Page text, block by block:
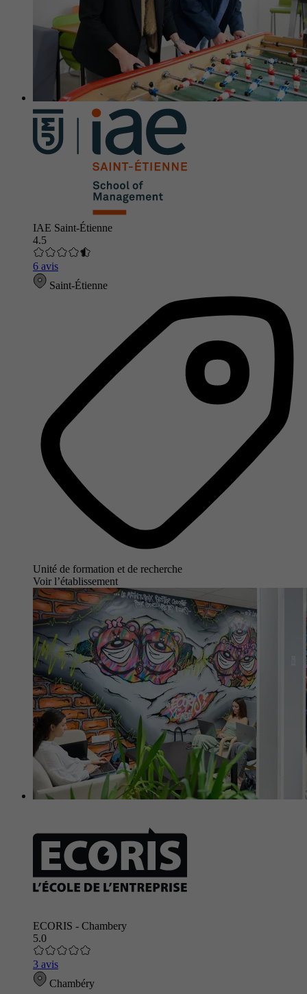
IAE Saint-Étienne
4.5
6 avis
Saint-Étienne
Unité de formation et de recherche
Voir l’établissement
ECORIS - Chambery
5.0
3 avis
Chambéry